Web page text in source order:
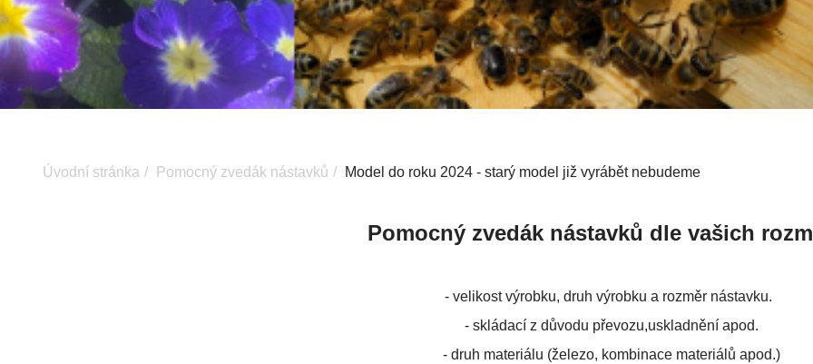
Úvodní stránka Pomocný zvedák nástavků Model do roku 2024 - starý model již vyrábět nebudeme
Pomocný zvedák nástavků dle vašich
- velikost výrobku, druh výrobku a rozměr nástavku.
- skládací z důvodu převozu,uskladnění apod.
- druh materiálu (železo, kombinace materiálů apod.)